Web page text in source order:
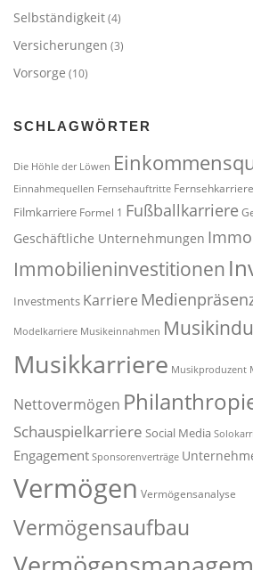
Selbständigkeit(4)
Versicherungen (3)
Vorsorge (10)
SCHLAGWÖRTER
Die Höhle der Löwen
Einnahmequellen Fernsehauftritte Fernsehkarriere
Filmkarriere Formel 1 Fußballkarriere
Geschäftliche Unternehmungen
Immobilieninvestitionen
Investments Karriere
Modelkarriere Musikeinnahmen
Musikkarriere Musikproduzent
Nettovermögen
Schauspielkarriere Social Media
Engagement Sponsorenverträge
Vermögen Vermögensanalyse
Vermögensaufbau